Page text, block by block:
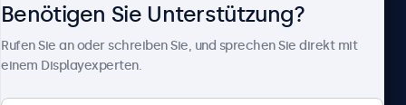
Benötigen Sie Unterstützung?
Rufen Sie an oder schreiben Sie, und sprechen Sie direkt mit
einem Displayexperten.